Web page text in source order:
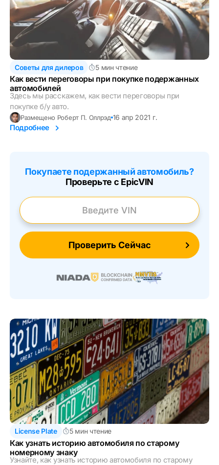
Советы для дилеров 5 мин чтение
Как вести переговоры при покупке подержанных
автомобилей
Здесь мы расскажем, как вести переговоры при
покупке б/у авто.
Размещено Роберт П. Оллрэд 16 апр 2021 г.
Подробнее
Покупаете подержанный автомобиль?
Проверьте с EpicVIN
Проверить Сейчас
License Plate 5 мин чтение
Как узнать историю автомобиля по старому
номерному знаку
Узнайте, как узнать историю автомобиля по старому